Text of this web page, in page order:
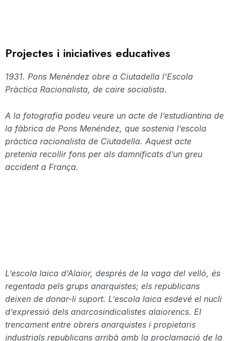
Projectes i iniciatives educatives
1931. Pons Menéndez obre a Ciutadella l’Escola
Pràctica Racionalista, de caire socialista.
A la fotografia podeu veure un acte de l’estudiantina de
la fàbrica de Pons Menéndez, que sostenia l’escola
pràctica racionalista de Ciutadella. Aquest acte
pretenia recollir fons per als damnificats d’un greu
accident a França.
L’escola laica d’Alaior, després de la vaga del velló, és
regentada pels grups anarquistes; els republicans
deixen de donar-li suport. L’escola laica esdevé el nucli
d’expressió dels anarcosindicalistes alaiorencs. El
trencament entre obrers anarquistes i propietaris
industrials republicans arribà amb la proclamació de la